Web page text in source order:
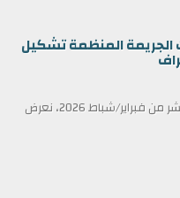
الجريمة المنظمة تشكيل
في عناوين الصحف ليوم الأربعاء الثامن عشر من فبراير/شباط 2026، نعرض